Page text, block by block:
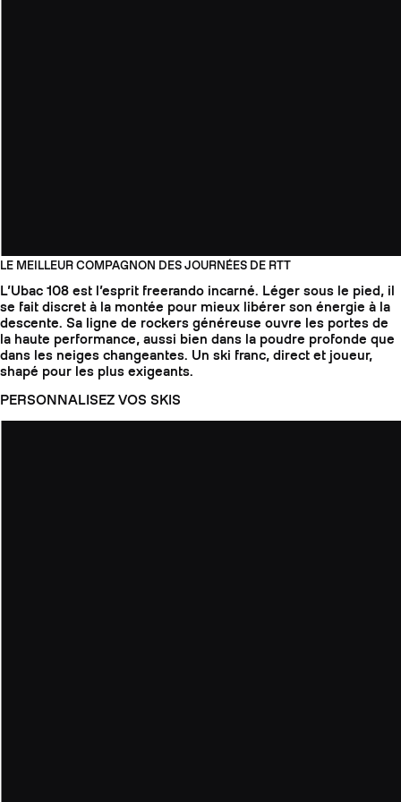
LE MEILLEUR COMPAGNON DES JOURNÉES DE RTT
L’Ubac 108 est l’esprit freerando incarné. Léger sous le pied, il
se fait discret à la montée pour mieux libérer son énergie à la
descente. Sa ligne de rockers généreuse ouvre les portes de
la haute performance, aussi bien dans la poudre profonde que
dans les neiges changeantes. Un ski franc, direct et joueur,
shapé pour les plus exigeants.
PERSONNALISEZ VOS SKIS